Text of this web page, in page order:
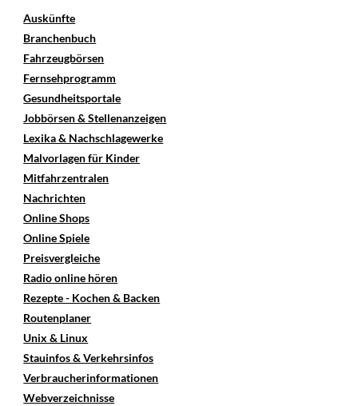
Auskünfte
Branchenbuch
Fahrzeugbörsen
Fernsehprogramm
Gesundheitsportale
Jobbörsen & Stellenanzeigen
Lexika & Nachschlagewerke
Malvorlagen für Kinder
Mitfahrzentralen
Nachrichten
Online Shops
Online Spiele
Preisvergleiche
Radio online hören
Rezepte - Kochen & Backen
Routenplaner
Unix & Linux
Stauinfos & Verkehrsinfos
Verbraucherinformationen
Webverzeichnisse